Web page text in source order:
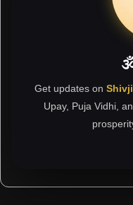
Get updates on Shivji
Upay, Puja Vidhi,